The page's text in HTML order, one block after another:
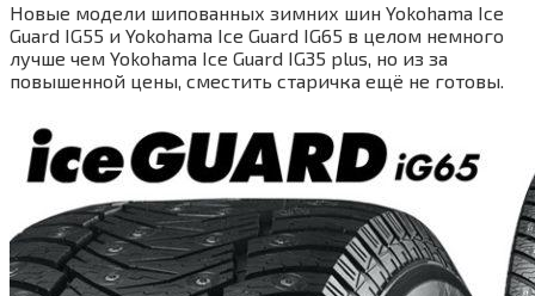
Новые модели шипованных зимних шин Yokohama Ice
Guard IG55 и Yokohama Ice Guard IG65 в целом немного
лучше чем Yokohama Ice Guard IG35 plus, но из за
повышенной цены, сместить старичка ещё не готовы.